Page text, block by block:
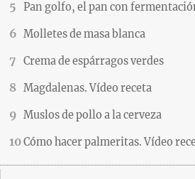
Pan golfo, el pan con
Molletes de masa blanca
Crema de espárragos verdes
Magdalenas. Vídeo receta
Muslos de pollo a la cerveza
Cómo hacer palmeritas. Vídeo